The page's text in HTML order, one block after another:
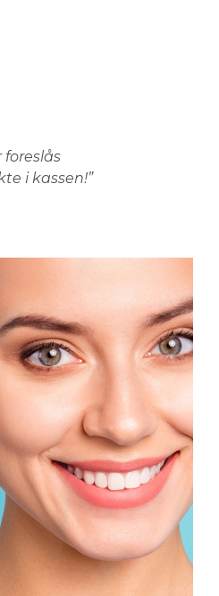
foreslås
i kassen!”